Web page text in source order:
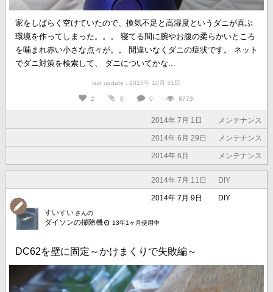
家をしばらく空けていたので、換気不足と高湿度というダニが喜ぶ
環境を作ってしまった。。。 寝てる間に腕やお腹の柔らかいところ
を噛まれ赤い小さな点々が。。 間違いなくダニの症状です。 ネット
でダニ対策を検索して、 ダニについてかな...
last update : 2015年 10月 31日
2 0 0 8773
2014年 7月 1日 メンテナンス
2014年 6月 29日 メンテナンス
2014年 6月 メンテナンス
2014年 7月 11日 DIY
2014年 7月 9日
DIY
すいすい さんの
ダイソンの掃除機 13年1ヶ月使用中
DC62を壁に固定～かけまくりで失敗編～